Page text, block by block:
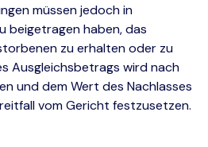
müssen jedoch in
beigetragen haben, das
zu erhalten oder zu
Ausgleichsbetrags wird nach
und dem Wert des Nachlasses
vom Gericht festzusetzen.